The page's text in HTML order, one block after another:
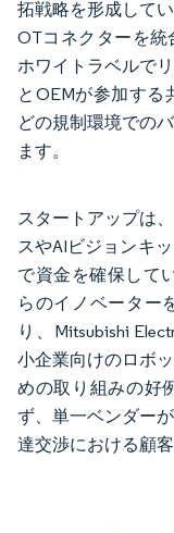
拓戦略を形成して
OTコネクターを統
ホワイトラベルで
とOEMが参加する
どの規制環境での
ます。
スタートアップは
スやAIビジョンキ
で資金を確保して
らのイノベーター
り、Mitsubishi
小企業向けのロボ
めの取り組みの好
ず、単一ベンダー
達交渉における顧